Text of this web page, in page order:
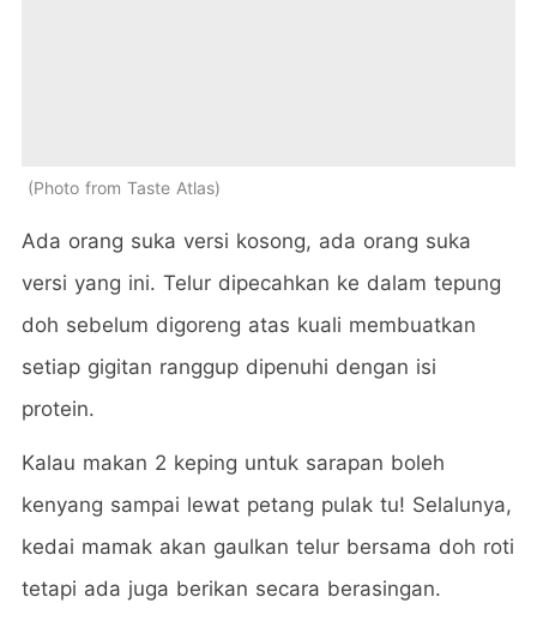
Photo from Taste Atlas
Ada orang suka versi kosong, ada orang suka
versi yang ini. Telur dipecahkan ke dalam tepung
doh sebelum digoreng atas kuali membuatkan
setiap gigitan ranggup dipenuhi dengan isi
protein.
Kalau makan 2 keping untuk sarapan boleh
kenyang sampai lewat petang pulak tu! Selalunya,
kedai mamak akan gaulkan telur bersama doh roti
tetapi ada juga berikan secara berasingan.